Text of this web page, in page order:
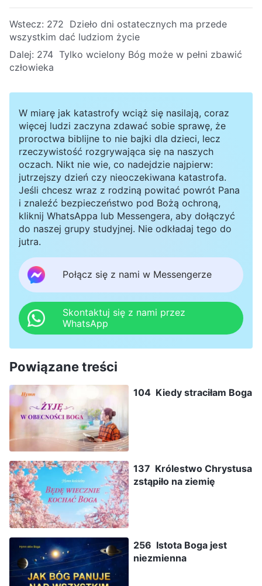
Wstecz: 272 Dzieło dni ostatecznych ma przede
wszystkim dać ludziom życie
Dalej: 274 Tylko wcielony Bóg może w pełni zbawić
człowieka
W miarę jak katastrofy wciąż się nasilają, coraz
więcej ludzi zaczyna zdawać sobie sprawę, że
proroctwa biblijne to nie bajki dla dzieci, lecz
rzeczywistość rozgrywająca się na naszych
oczach. Nikt nie wie, co nadejdzie najpierw:
jutrzejszy dzień czy nieoczekiwana katastrofa.
Jeśli chcesz wraz z rodziną powitać powrót Pana
i znaleźć bezpieczeństwo pod Bożą ochroną,
kliknij WhatsAppa lub Messengera, aby dołączyć
do naszej grupy studyjnej. Nie odkładaj tego do
jutra.
Połącz się z nami w Messengerze
Skontaktuj się z nami przez
WhatsApp
Powiązane treści
104 Kiedy straciłam Boga
137 Królestwo Chrystusa
zstąpiło na ziemię
256 Istota Boga jest
niezmienna